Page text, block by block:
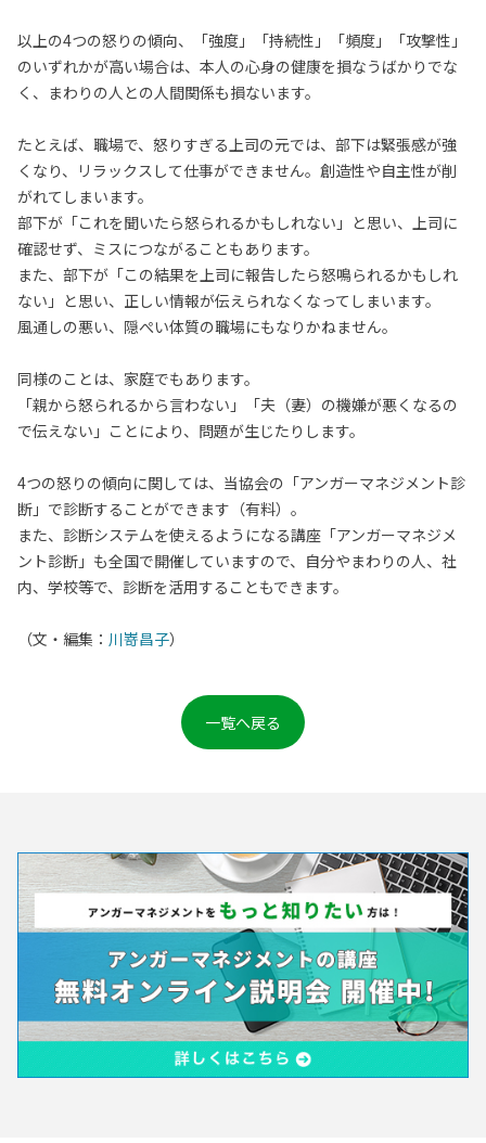
以上の4つの怒りの傾向、「強度」「持続性」「頻度」「攻撃性」
のいずれかが高い場合は、本人の心身の健康を損なうばかりでな
く、まわりの人との人間関係も損ないます。
たとえば、職場で、怒りすぎる上司の元では、部下は緊張感が強
くなり、リラックスして仕事ができません。創造性や自主性が削
がれてしまいます。
部下が「これを聞いたら怒られるかもしれない」と思い、上司に
確認せず、ミスにつながることもあります。
また、部下が「この結果を上司に報告したら怒鳴られるかもしれ
ない」と思い、正しい情報が伝えられなくなってしまいます。
風通しの悪い、隠ぺい体質の職場にもなりかねません。
同様のことは、家庭でもあります。
「親から怒られるから言わない」「夫（妻）の機嫌が悪くなるの
で伝えない」ことにより、問題が生じたりします。
4つの怒りの傾向に関しては、当協会の「アンガーマネジメント診
断」で診断することができます（有料）。
また、診断システムを使えるようになる講座「アンガーマネジメ
ント診断」も全国で開催していますので、自分やまわりの人、社
内、学校等で、診断を活用することもできます。
（文・編集： 川嵜昌子）
一覧へ戻る